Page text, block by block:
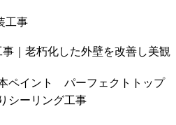
工事
ペイント パーフェクトトップ
シーリング工事